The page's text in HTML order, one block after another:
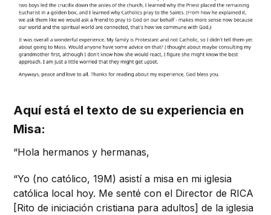
Aquí está el texto de su experiencia en
Misa:
“Hola hermanos y hermanas,
“Yo (no católico, 19M) asistí a misa en mi iglesia
católica local hoy. Me senté con el Director de RICA
[Rito de iniciación cristiana para adultos] de la iglesia